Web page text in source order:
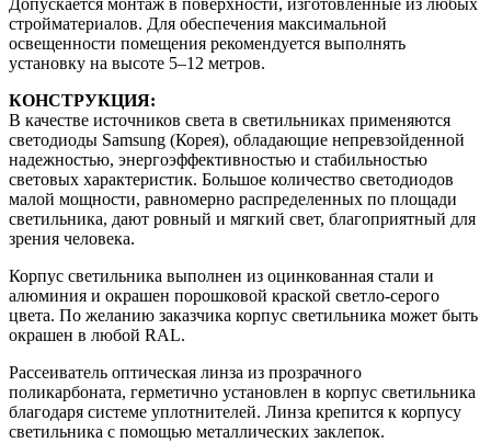
Допускается монтаж в поверхности, изготовленные из любых
стройматериалов. Для обеспечения максимальной
освещенности помещения рекомендуется выполнять
установку на высоте 5–12 метров.
КОНСТРУКЦИЯ:
В качестве источников света в светильниках применяются
светодиоды Samsung (Корея), обладающие непревзойденной
надежностью, энергоэффективностью и стабильностью
световых характеристик. Большое количество светодиодов
малой мощности, равномерно распределенных по площади
светильника, дают ровный и мягкий свет, благоприятный для
зрения человека.
Корпус светильника выполнен из оцинкованная стали и
алюминия и окрашен порошковой краской светло-серого
цвета. По желанию заказчика корпус светильника может быть
окрашен в любой RAL.
Рассеиватель оптическая линза из прозрачного
поликарбоната, герметично установлен в корпус светильника
благодаря системе уплотнителей. Линза крепится к корпусу
светильника с помощью металлических заклепок.